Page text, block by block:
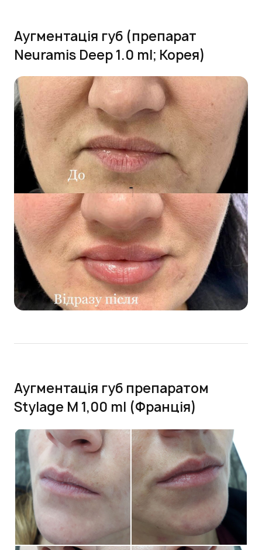
Аугментація губ (препарат
Neuramis Deep 1.0 ml; Корея)
Аугментація губ препаратом
Stylage M 1,00 ml (Франція)